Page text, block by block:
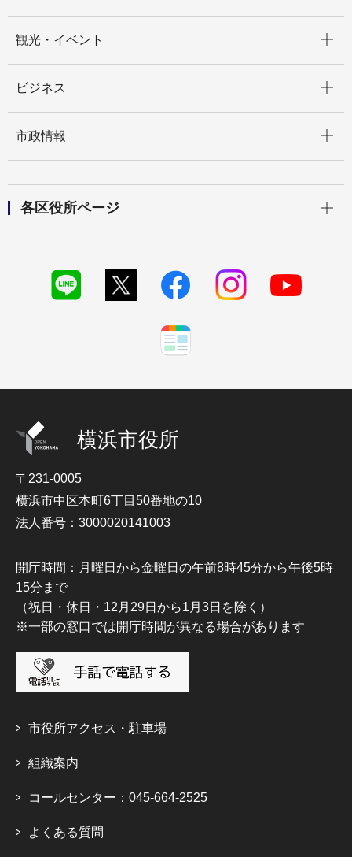
観光・イベント
ビジネス
市政情報
各区役所ページ
横浜市役所
〒231-0005
横浜市中区本町6丁目50番地の10
法人番号：3000020141003
開庁時間：月曜日から金曜日の午前8時45分から午後5時
15分まで
（祝日・休日・12月29日から1月3日を除く）
※一部の窓口では開庁時間が異なる場合があります
市役所アクセス・駐車場
組織案内
コールセンター：045-664-2525
よくある質問